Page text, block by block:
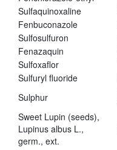
Sulfaquinoxaline
Fenbuconazole
Sulfosulfuron
Fenazaquin
Sulfoxaflor
Sulfuryl fluoride
Sulphur
Sweet Lupin (seeds),
Lupinus albus L.,
germ., ext.